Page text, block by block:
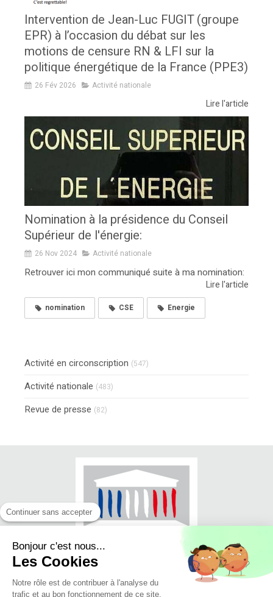
Intervention de Jean-Luc FUGIT (groupe
EPR) à l’occasion du débat sur les
motions de censure RN & LFI sur la
politique énergétique de la France (PPE3)
26 Fév 2026 Activité nationale
Lire l'article
Nomination à la présidence du Conseil
Supérieur de l'énergie:
26 Nov 2024 Activité nationale
Retrouver ici mon communiqué suite à ma nomination:
Lire l'article
nomination CSE Energie
Activité en circonscription (547)
Activité nationale (483)
Revue de presse (82)
Continuer sans accepter
Bonjour c'est nous...
Les Cookies
Notre rôle est de contribuer à l'analyse du
trafic et au bon fonctionnement de ce site.